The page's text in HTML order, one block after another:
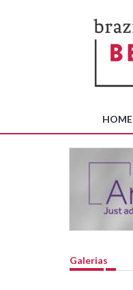
HOME
Galerias